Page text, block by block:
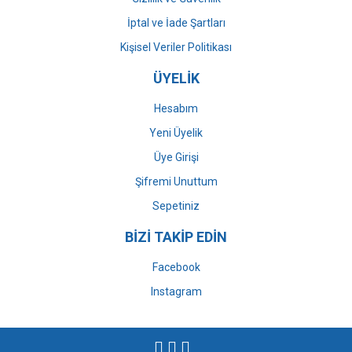
İptal ve İade Şartları
Kişisel Veriler Politikası
ÜYELİK
Hesabım
Yeni Üyelik
Üye Girişi
Şifremi Unuttum
Sepetiniz
BİZİ TAKİP EDİN
Facebook
Instagram